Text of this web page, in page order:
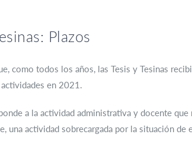
Plazos
como todos los años, las Tesis y Tesinas
en 2021.
a la actividad administrativa y docente
una actividad sobrecargada por la situación de